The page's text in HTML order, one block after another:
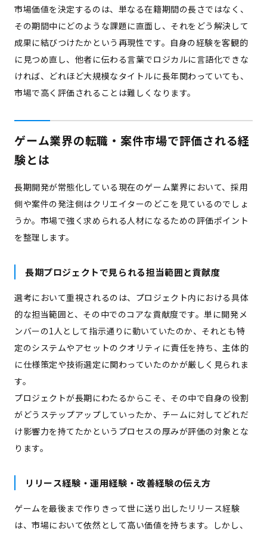
市場価値を決定するのは、単なる在籍期間の長さではなく、
その期間中にどのような課題に直面し、それをどう解決して
成果に結びつけたかという再現性です。自身の経験を客観的
に見つめ直し、他者に伝わる言葉でロジカルに言語化できな
ければ、どれほど大規模なタイトルに長年関わっていても、
市場で高く評価されることは難しくなります。
ゲーム業界の転職・案件市場で評価される経
験とは
長期開発が常態化している現在のゲーム業界において、採用
側や案件の発注側はクリエイターのどこを見ているのでしょ
うか。市場で強く求められる人材になるための評価ポイント
を整理します。
長期プロジェクトで見られる担当範囲と貢献度
選考において重視されるのは、プロジェクト内における具体
的な担当範囲と、その中でのコアな貢献度です。単に開発メ
ンバーの1人として指示通りに動いていたのか、それとも特
定のシステムやアセットのクオリティに責任を持ち、主体的
に仕様策定や技術選定に関わっていたのかが厳しく見られま
す。
プロジェクトが長期にわたるからこそ、その中で自身の役割
がどうステップアップしていったか、チームに対してどれだ
け影響力を持てたかというプロセスの厚みが評価の対象とな
ります。
リリース経験・運用経験・改善経験の伝え方
ゲームを最後まで作りきって世に送り出したリリース経験
は、市場において依然として高い価値を持ちます。しかし、